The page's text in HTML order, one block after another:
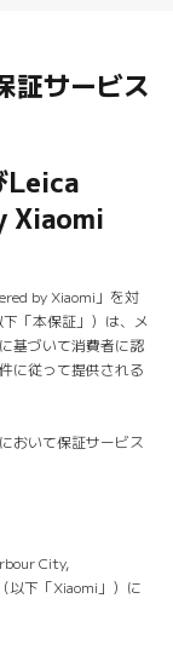
証サービス
Leica
Xiaomi
by Xiaomi」を対
「本保証」）は、メ
基づいて消費者に認
に従って提供される
おいて保証サービス
City,
以下「Xiaomi」）に